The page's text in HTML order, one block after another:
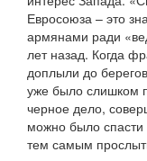
Евросоюза – это
армянами ради
лет назад. Когда
доплыли до
уже было слишком
черное дело,
можно было
тем самым